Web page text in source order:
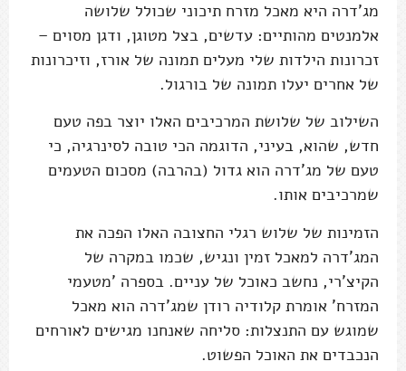
מג'דרה היא מאכל מזרח תיכוני שכולל שלושה
אלמנטים מהותיים: עדשים, בצל מטוגן, ודגן מסוים –
זכרונות הילדות שלי מעלים תמונה של אורז, וזיכרונות
של אחרים יעלו תמונה של בורגול.
השילוב של שלושת המרכיבים האלו יוצר בפה טעם
חדש, שהוא, בעיני, הדוגמה הכי טובה לסינרגיה, כי
טעם של מג'דרה הוא גדול (בהרבה) מסכום הטעמים
שמרכיבים אותו.
הזמינות של שלוש רגלי החצובה האלו הפכה את
המג'דרה למאכל זמין ונגיש, שכמו במקרה של
הקיצ'רי, נחשב כאוכל של עניים. בספרה 'מטעמי
המזרח' אומרת קלודיה רודן שמג'דרה הוא מאכל
שמוגש עם התנצלות: סליחה שאנחנו מגישים לאורחים
הנכבדים את האוכל הפשוט.